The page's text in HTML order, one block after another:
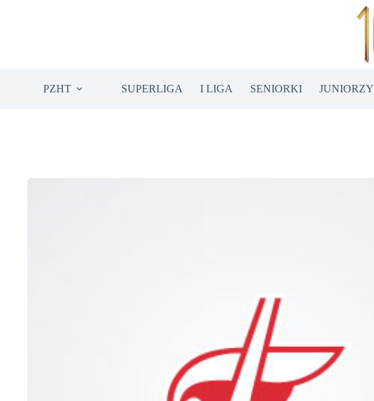
PZHT SUPERLIGA I LIGA SENIORKI JUNIORZY